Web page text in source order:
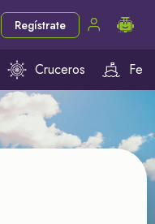
Regístrate
Cruceros